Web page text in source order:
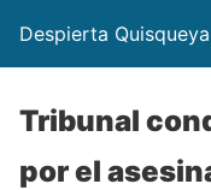
Despierta Quisqueya
Tribunal
por el